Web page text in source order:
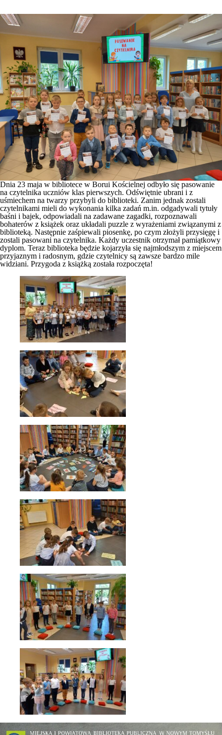
Dnia 23 maja w bibliotece w Borui Kościelnej odbyło się pasowanie
na czytelnika uczniów klas pierwszych. Odświętnie ubrani i z
uśmiechem na twarzy przybyli do biblioteki. Zanim jednak zostali
czytelnikami mieli do wykonania kilka zadań m.in. odgadywali tytuły
baśni i bajek, odpowiadali na zadawane zagadki, rozpoznawali
bohaterów z książek oraz układali puzzle z wyrażeniami związanymi z
biblioteką. Następnie zaśpiewali piosenkę, po czym złożyli przysięgę i
zostali pasowani na czytelnika. Każdy uczestnik otrzymał pamiątkowy
dyplom. Teraz biblioteka będzie kojarzyła się najmłodszym z miejscem
przyjaznym i radosnym, gdzie czytelnicy są zawsze bardzo mile
widziani. Przygoda z książką została rozpoczęta!